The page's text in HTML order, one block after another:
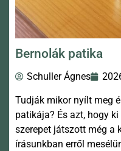
Bernolák patika
Schuller Ágnes
Tudják mikor nyílt meg
patikája? És azt, hogy
szerepet játszott még a
írásunkban erről